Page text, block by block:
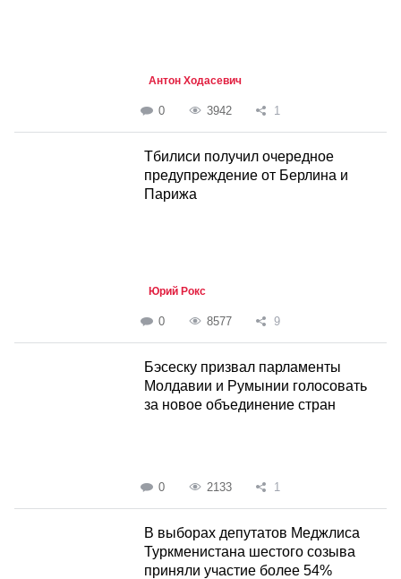
Антон Ходасевич
0 3942 1
Тбилиси получил очередное
предупреждение от Берлина и
Парижа
Юрий Рокс
0 8577 9
Бэсеску призвал парламенты
Молдавии и Румынии голосовать
за новое объединение стран
0 2133 1
В выборах депутатов Меджлиса
Туркменистана шестого созыва
приняли участие более 54%